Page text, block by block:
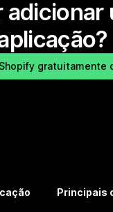
adicionar
gratuitamente
Principais